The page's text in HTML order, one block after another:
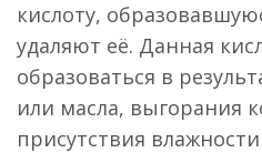
кислоту,
удаляют её. Данная
образоваться в
или масла, выгорания
присутствия